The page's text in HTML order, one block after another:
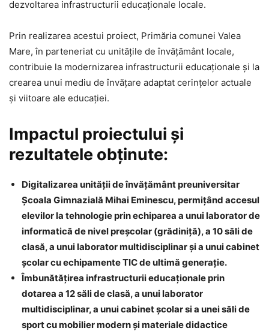
dezvoltarea infrastructurii educaționale locale.
Prin realizarea acestui proiect, Primăria comunei Valea
Mare, în parteneriat cu unitățile de învățământ locale,
contribuie la modernizarea infrastructurii educaționale și la
crearea unui mediu de învățare adaptat cerințelor actuale
și viitoare ale educației.
Impactul proiectului și
rezultatele obținute:
Digitalizarea unității de învățământ preuniversitar
Școala Gimnazială Mihai Eminescu, permițând accesul
elevilor la tehnologie prin echiparea a unui laborator de
informatică de nivel preșcolar (grădiniță), a 10 săli de
clasă, a unui laborator multidisciplinar și a unui cabinet
școlar cu echipamente TIC de ultimă generație.
Îmbunătățirea infrastructurii educaționale prin
dotarea a 12 săli de clasă, a unui laborator
multidisciplinar, a unui cabinet școlar si a unei săli de
sport cu mobilier modern și materiale didactice